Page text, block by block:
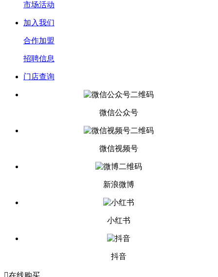
市场活动
加入我们
合作加盟
招聘信息
门店查询
微信公众号
微信视频号
新浪微博
小红书
抖音